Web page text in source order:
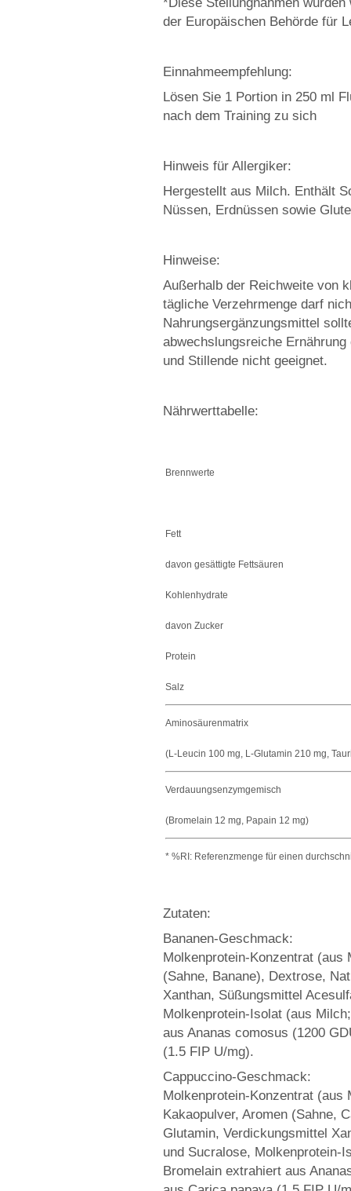
der Europäischen Behörde für
Einnahmeempfehlung:
Lösen Sie 1 Portion in 250 ml
nach dem Training zu sich
Hinweis für Allergiker:
Hergestellt aus Milch. Enthält
Nüssen, Erdnüssen sowie
Hinweise:
Außerhalb der Reichweite von
tägliche Verzehrmenge darf
Nahrungsergänzungsmittel
abwechslungsreiche
und Stillende nicht geeignet.
Nährwerttabelle:
Brennwerte
Fett
davon gesättigte Fettsäuren
Kohlenhydrate
davon Zucker
Protein
Salz
Aminosäurenmatrix
(L-Leucin 100 mg, L-Glutamin 210 mg,
Verdauungsenzymgemisch
(Bromelain 12 mg, Papain 12 mg)
* %RI: Referenzmenge für einen
Zutaten:
Bananen-Geschmack:
Molkenprotein-Konzentrat (aus
(Sahne, Banane), Dextrose,
Xanthan, Süßungsmittel
Molkenprotein-Isolat (aus
aus Ananas comosus (1200
(1.5 FIP U/mg).
Cappuccino-Geschmack:
Molkenprotein-Konzentrat (aus
Kakaopulver, Aromen (Sahne,
Glutamin, Verdickungsmittel
und Sucralose, Molkenprotein-
Bromelain extrahiert aus